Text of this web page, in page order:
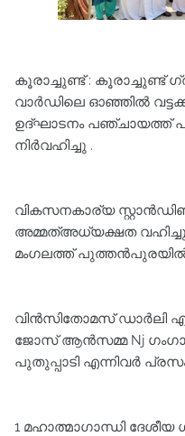
കൂരാച്ചുണ്ട് : കൂരാച്ചുണ്ട്
വാർഡിലെ ഓഞ്ഞിൽ
ഉദ്ഘാടനം പഞ്ചായത്ത്
നിർവഹിച്ചു .
വികസനകാര്യ സ്റ്റാൻഡിങ്
അമ്മത്അധ്യക്ഷത
മംഗലത്ത്
വിൻസിതോമസ് ഡാർലി
ജോസ് ആൻസമ്മ Nj
പുതുപ്പാടി എന്നിവർ
1 മഹാത്മാഗാന്ധി